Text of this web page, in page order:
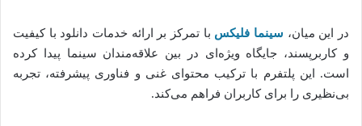
در این میان، سینما فلیکس با تمرکز بر ارائه خدمات دانلود با کیفیت
و کاربرپسند، جایگاه ویژه‌ای در بین علاقه‌مندان سینما پیدا کرده
است. این پلتفرم با ترکیب محتوای غنی و فناوری پیشرفته، تجربه
بی‌نظیری را برای کاربران فراهم می‌کند.